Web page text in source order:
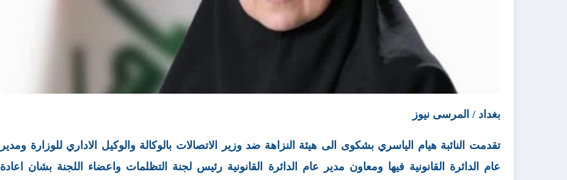
بغداد / المرسى نيوز
تقدمت النائبة هيام الياسري بشكوى الى هيئة النزاهة ضد وزير الاتصالات بالوكالة والوكيل الاداري للوزارة ومدير
عام الدائرة القانونية فيها ومعاون مدير عام الدائرة القانونية رئيس لجنة التظلمات واعضاء اللجنة بشان اعادة